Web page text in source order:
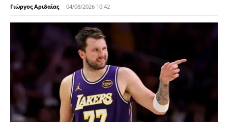
Γιώργος Αριδαίας - 04/08/2026 10:42